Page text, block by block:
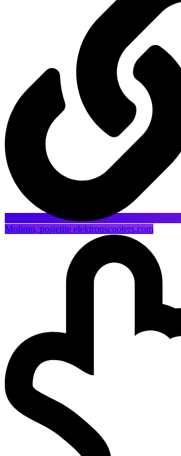
Molimo, posjetite elektronscooters.com